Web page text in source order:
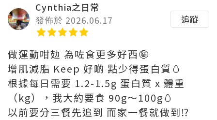
Cynthia之日常
發佈於 2026.06.17
追蹤
做運動咁攰 為咗食更多好西🤪
增肌減脂 Keep 好啲 點少得蛋白質🥚
根據每日需要 1.2-1.5g 蛋白質 x 體重
（kg），我大約要食 90g～100g🥚
以前要分三餐先追到 而家一餐就做到⁉️